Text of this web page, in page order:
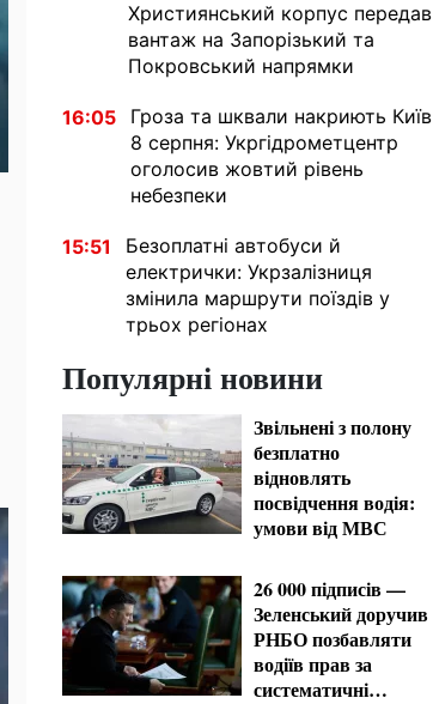
Християнський корпус передав
вантаж на Запорізький та
Покровський напрямки
16:05
Гроза та шквали накриють Київ
8 серпня: Укргідрометцентр
оголосив жовтий рівень
небезпеки
15:51
Безоплатні автобуси й
електрички: Укрзалізниця
змінила маршрути поїздів у
трьох регіонах
Популярні новини
Звільнені з полону
безплатно
відновлять
посвідчення водія:
умови від МВС
26 000 підписів —
Зеленський доручив
РНБО позбавляти
водіїв прав за
систематичні